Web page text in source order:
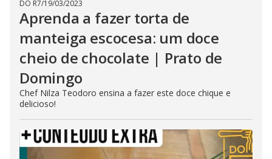
DO R7/19/03/2023
Aprenda a fazer torta de
manteiga escocesa: um doce
cheio de chocolate | Prato de
Domingo
Chef Nilza Teodoro ensina a fazer este doce chique e
delicioso!